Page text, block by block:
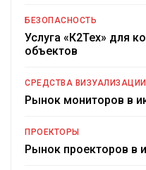
БЕЗОПАСНОСТЬ
Услуга «К2Тех» для
объектов
СРЕДСТВА ВИЗУАЛИЗАЦИИ
Рынок мониторов в
ПРОЕКТОРЫ
Рынок проекторов в